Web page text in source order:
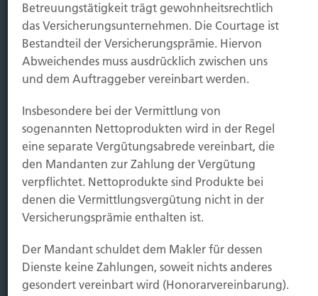
Immobilien Vers.
Kauf Grundstück
Baubeginn
Baufertigstellung/Hauskauf
Einzug/Vermietung
Schaden
Kontakt
Hubert Brück KG| Inhaber: Dipl. Ökonom Johannes
Brück | Kapellstraße 2 | 40479 Düsseldorf
Telefon:0211-490066 |Fax:0211-4911125 |E-Mail:
brueck@brueckkg.de
Kontaktformular
Betreuungstätigkeit trägt gewohnheitsrechtlich
das Versicherungsunternehmen. Die Courtage ist
Bestandteil der Versicherungsprämie. Hiervon
Abweichendes muss ausdrücklich zwischen uns
und dem Auftraggeber vereinbart werden.
Insbesondere bei der Vermittlung von
sogenannten Nettoprodukten wird in der Regel
eine separate Vergütungsabrede vereinbart, die
den Mandanten zur Zahlung der Vergütung
verpflichtet. Nettoprodukte sind Produkte bei
denen die Vermittlungsvergütung nicht in der
Versicherungsprämie enthalten ist.
Der Mandant schuldet dem Makler für dessen
Dienste keine Zahlungen, soweit nichts anderes
gesondert vereinbart wird (Honorarvereinbarung).